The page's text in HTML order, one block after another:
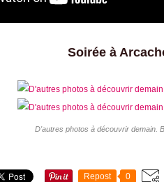
Soirée à
D'autres photos à découvrir demain.
Repost 0